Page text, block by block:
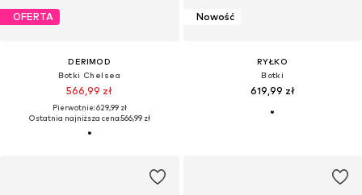
OFERTA
DERIMOD
Botki Chelsea
566,99 zł
Pierwotnie: 629,99 zł
Ostatnia najniższa cena:566,99 zł
Nowość
RYŁKO
Botki
619,99 zł